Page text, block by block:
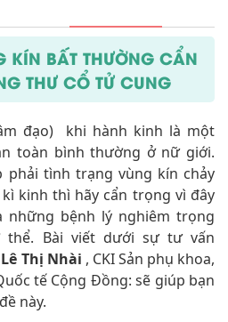
KÍN BẤT THƯỜNG CẨN
THƯ CỔ TỬ CUNG
đạo) khi hành kinh là một
toàn bình thường ở nữ giới.
phải tình trạng vùng kín chảy
kinh thì hãy cẩn trọng vì đây
những bệnh lý nghiêm trọng
thể. Bài viết dưới sự tư vấn
Thị Nhài , CKI Sản phụ khoa,
tế Cộng Đồng: sẽ giúp bạn
này.